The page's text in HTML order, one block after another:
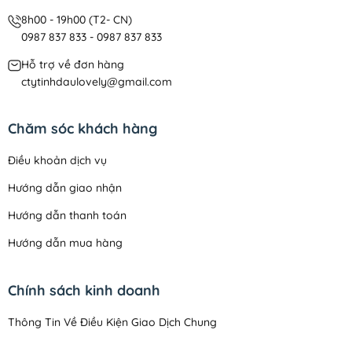
8h00 - 19h00 (T2- CN)
0987 837 833 - 0987 837 833
Hỗ trợ về đơn hàng
ctytinhdaulovely@gmail.com
Chăm sóc khách hàng
Điều khoản dịch vụ
Hướng dẫn giao nhận
Hướng dẫn thanh toán
Hướng dẫn mua hàng
Chính sách kinh doanh
Thông Tin Về Điều Kiện Giao Dịch Chung